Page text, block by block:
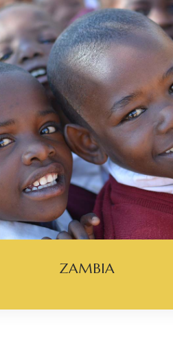
ZAMBIA